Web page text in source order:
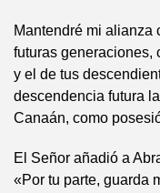
Mantendré mi alianza
futuras generaciones,
y el de tus
descendencia futura
Canaán, como
El Señor añadió a
«Por tu parte, guarda